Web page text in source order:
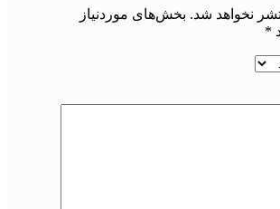
نخواهد شد. بخش‌های موردنیاز
*